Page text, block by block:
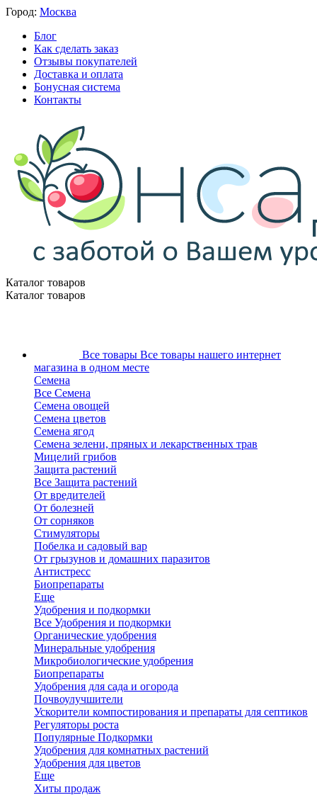
Город: Москва
Блог
Как сделать заказ
Отзывы покупателей
Доставка и оплата
Бонусная система
Контакты
Каталог товаров
Каталог товаров
Все товары Все товары нашего интернет
магазина в одном месте
Семена
Все Семена
Семена овощей
Семена цветов
Семена ягод
Семена зелени, пряных и лекарственных трав
Мицелий грибов
Защита растений
Все Защита растений
От вредителей
От болезней
От сорняков
Стимуляторы
Побелка и садовый вар
От грызунов и домашних паразитов
Антистресс
Биопрепараты
Еще
Удобрения и подкормки
Все Удобрения и подкормки
Органические удобрения
Минеральные удобрения
Микробиологические удобрения
Биопрепараты
Удобрения для сада и огорода
Почвоулучшители
Ускорители компостирования и препараты для септиков
Регуляторы роста
Популярные Подкормки
Удобрения для комнатных растений
Удобрения для цветов
Еще
Хиты продаж